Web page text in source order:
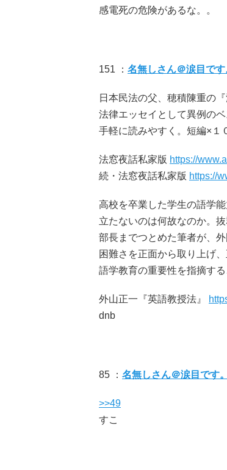
感電死の危険があるな。。
151 ： 名無しさん＠涙目です
日本民法の父、穂積陳重の
法律エッセイとして異例の
手軽に読みやすく。短編×１
法窓夜話私家版 https://
続・法窓夜話私家版 https://
高校を卒業した学生の語学
立たないのは何故なのか。
部長までつとめた筆者が、
困難さを正面から取り上げ
語学教育の重要性を指摘す
外山正一『英語教授法』
dnb
85 ： 名無しさん＠涙目です。
>>49
すこ